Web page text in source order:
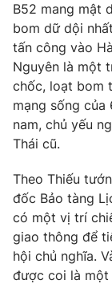
Nhân vật
Khán giả
Giải sao mai
Điện ảnh
Âm nhạc
Sao
Đời sống
Du lịch
Làm đẹp
Chất lượng
Giáo dục
Tuyển sinh
Học trực tuyến
Công nghệ
Hitech Công
Sản phẩm
Thị trường
Tư vấn
Lịch phát
Chuyên mục khác
B52 mang mật
bom dữ dội
tấn công vào
Nguyên là một
chốc, loạt bom
mạng sống của
nam, chủ yếu
Thái cũ.
Theo Thiếu
đốc Bảo tàng
có một vị trí
giao thông để
hội chủ nghĩa.
được coi là một